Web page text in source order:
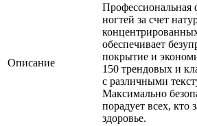
Описание
Профессиональная
ногтей за счет
обеспечивает
покрытие и
150 трендовых и
с различными
Максимально
порадует всех, кто
здоровье.